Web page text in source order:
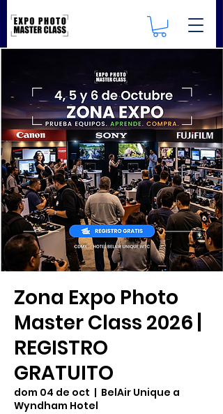
Zona Expo Photo
Master Class 2026 |
REGISTRO
GRATUITO
dom 04 de oct
  |
BelAir Unique a
Wyndham Hotel